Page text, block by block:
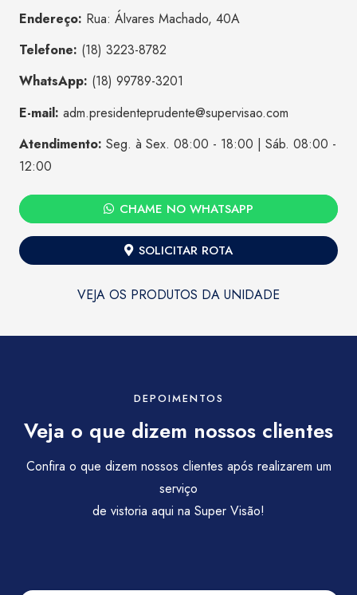
Endereço: Rua: Álvares Machado, 40A
Telefone: (18) 3223-8782
WhatsApp: (18) 99789-3201
E-mail: adm.presidenteprudente@supervisao.com
Atendimento: Seg. à Sex. 08:00 - 18:00 | Sáb. 08:00 -
12:00
CHAME NO WHATSAPP
SOLICITAR ROTA
VEJA OS PRODUTOS DA UNIDADE
DEPOIMENTOS
Veja o que dizem nossos clientes
Confira o que dizem nossos clientes após realizarem um
serviço
de vistoria aqui na Super Visão!